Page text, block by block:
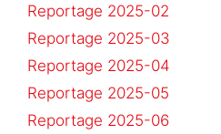
Reportage 2025-02
Reportage 2025-03
Reportage 2025-04
Reportage 2025-05
Reportage 2025-06